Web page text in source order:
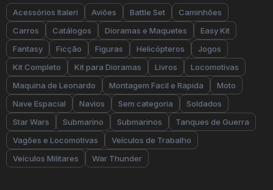
Acessórios Italeri Aviões Battle Set
Caminhões
Carros
Catálogos Dioramas e Maquetes
Easy Kit
Fantasy
Ficção Figuras Helicópteros
Jogos
Kit Completo
Kit para Dioramas Livros
Locomotivas
Maquina de Leonardo
Montagem Facil e Rapida
Moto
Nave Espacial
Navios Sem categoria
Soldados
Star Wars
Submarino Submarinos
Tanques de Guerra
Vagões e Locomotivas
Veículos de Trabalho
Veículos Militares
War Thunder